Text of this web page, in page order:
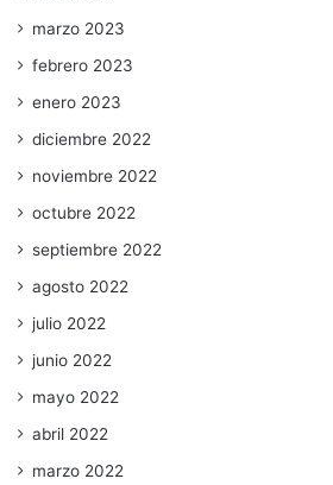
marzo 2023
febrero 2023
enero 2023
diciembre 2022
noviembre 2022
octubre 2022
septiembre 2022
agosto 2022
julio 2022
junio 2022
mayo 2022
abril 2022
marzo 2022